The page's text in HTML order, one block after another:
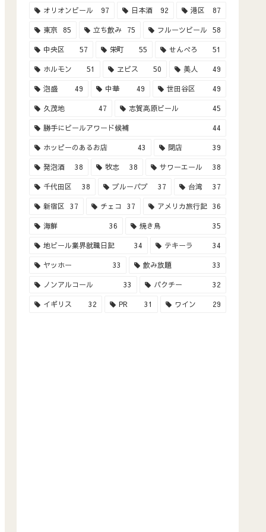
オリオンビール 97 日本酒 92 港区 87
東京 85 立ち飲み 75 フルーツビール 58
中央区 57 栄町 55 せんべろ 51
ホルモン 51 ヱビス 50 美人 49
泡盛 49 中華 49 世田谷区 49
久茂地 47 志賀高原ビール 45
勝手にビールアワード候補 44
ホッピーのあるお店 43 閉店 39
発泡酒 38 牧志 38 サワーエール 38
千代田区 38 ブルーパブ 37 台湾 37
新宿区 37 チェコ 37 アメリカ旅行記 36
海鮮 36 焼き鳥 35
地ビール業界就職日記 34 テキーラ 34
ヤッホー 33 飲み放題 33
ノンアルコール 33 パクチー 32
イギリス 32 PR 31 ワイン 29